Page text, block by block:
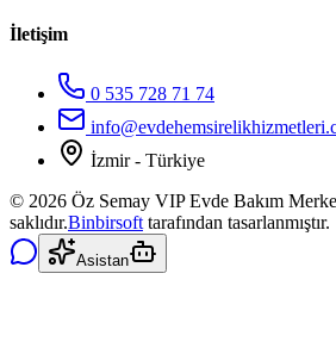
İletişim
0 535 728 71 74
İzmir - Türkiye
© 2026 Öz Semay VIP Evde Bakım
saklıdır.Binbirsoft tarafından tasarlanmıştır.
Asistan